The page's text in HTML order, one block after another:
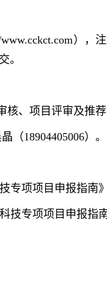
），
。
、项目评审及推荐
（18904405006）。
专项项目申报指南》
技专项项目申报指南